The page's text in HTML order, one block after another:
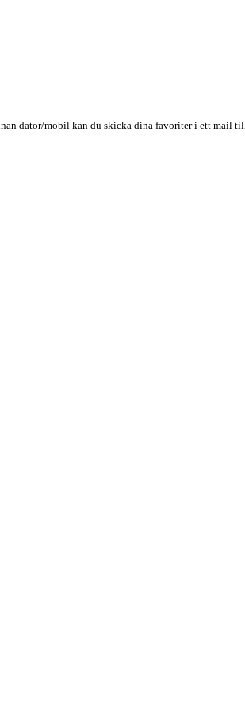
dator/mobil kan du skicka dina favoriter i ett mail